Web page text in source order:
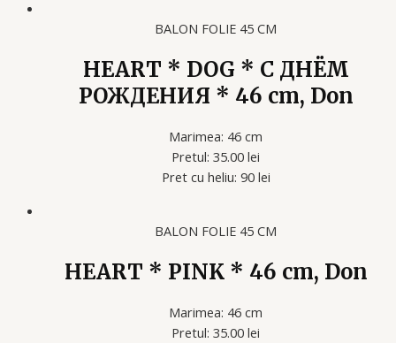
BALON FOLIE 45 CM
HEART * DOG * С ДНЁМ
РОЖДЕНИЯ * 46 cm, Don
Marimea: 46 cm
Pretul: 35.00 lei
Pret cu heliu: 90 lei
BALON FOLIE 45 CM
HEART * PINK * 46 cm, Don
Marimea: 46 cm
Pretul: 35.00 lei